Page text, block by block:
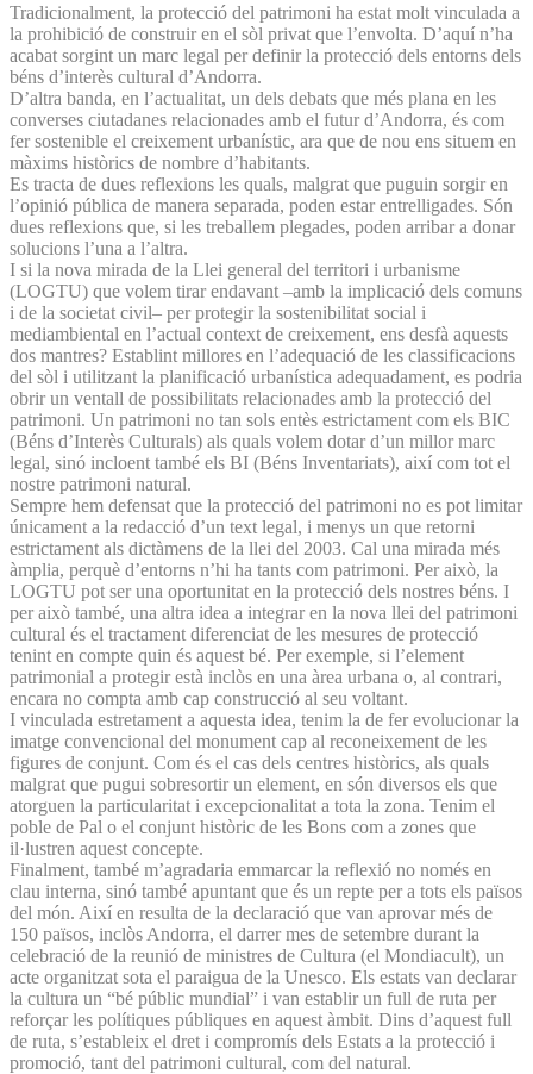
Tradicionalment, la protecció del patrimoni ha estat molt vinculada a
la prohibició de construir en el sòl privat que l’envolta. D’aquí n’ha
acabat sorgint un marc legal per definir la protecció dels entorns dels
béns d’interès cultural d’Andorra.
D’altra banda, en l’actualitat, un dels debats que més plana en les
converses ciutadanes relacionades amb el futur d’Andorra, és com
fer sostenible el creixement urbanístic, ara que de nou ens situem en
màxims històrics de nombre d’habitants.
Es tracta de dues reflexions les quals, malgrat que puguin sorgir en
l’opinió pública de manera separada, poden estar entrelligades. Són
dues reflexions que, si les treballem plegades, poden arribar a donar
solucions l’una a l’altra.
I si la nova mirada de la Llei general del territori i urbanisme
(LOGTU) que volem tirar endavant –amb la implicació dels comuns
i de la societat civil– per protegir la sostenibilitat social i
mediambiental en l’actual context de creixement, ens desfà aquests
dos mantres? Establint millores en l’adequació de les classificacions
del sòl i utilitzant la planificació urbanística adequadament, es podria
obrir un ventall de possibilitats relacionades amb la protecció del
patrimoni. Un patrimoni no tan sols entès estrictament com els BIC
(Béns d’Interès Culturals) als quals volem dotar d’un millor marc
legal, sinó incloent també els BI (Béns Inventariats), així com tot el
nostre patrimoni natural.
Sempre hem defensat que la protecció del patrimoni no es pot limitar
únicament a la redacció d’un text legal, i menys un que retorni
estrictament als dictàmens de la llei del 2003. Cal una mirada més
àmplia, perquè d’entorns n’hi ha tants com patrimoni. Per això, la
LOGTU pot ser una oportunitat en la protecció dels nostres béns. I
per això també, una altra idea a integrar en la nova llei del patrimoni
cultural és el tractament diferenciat de les mesures de protecció
tenint en compte quin és aquest bé. Per exemple, si l’element
patrimonial a protegir està inclòs en una àrea urbana o, al contrari,
encara no compta amb cap construcció al seu voltant.
I vinculada estretament a aquesta idea, tenim la de fer evolucionar la
imatge convencional del monument cap al reconeixement de les
figures de conjunt. Com és el cas dels centres històrics, als quals
malgrat que pugui sobresortir un element, en són diversos els que
atorguen la particularitat i excepcionalitat a tota la zona. Tenim el
poble de Pal o el conjunt històric de les Bons com a zones que
il·lustren aquest concepte.
Finalment, també m’agradaria emmarcar la reflexió no només en
clau interna, sinó també apuntant que és un repte per a tots els països
del món. Així en resulta de la declaració que van aprovar més de
150 països, inclòs Andorra, el darrer mes de setembre durant la
celebració de la reunió de ministres de Cultura (el Mondiacult), un
acte organitzat sota el paraigua de la Unesco. Els estats van declarar
la cultura un “bé públic mundial” i van establir un full de ruta per
reforçar les polítiques públiques en aquest àmbit. Dins d’aquest full
de ruta, s’estableix el dret i compromís dels Estats a la protecció i
promoció, tant del patrimoni cultural, com del natural.